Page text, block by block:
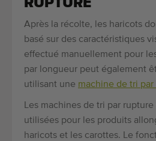
RUPTURE
Après la récolte, les haricots
basé sur des caractéristiques
effectué manuellement pour
par longueur peut également
utilisant une machine de tri par
Les machines de tri par
utilisées pour les produits
haricots et les carottes. Le